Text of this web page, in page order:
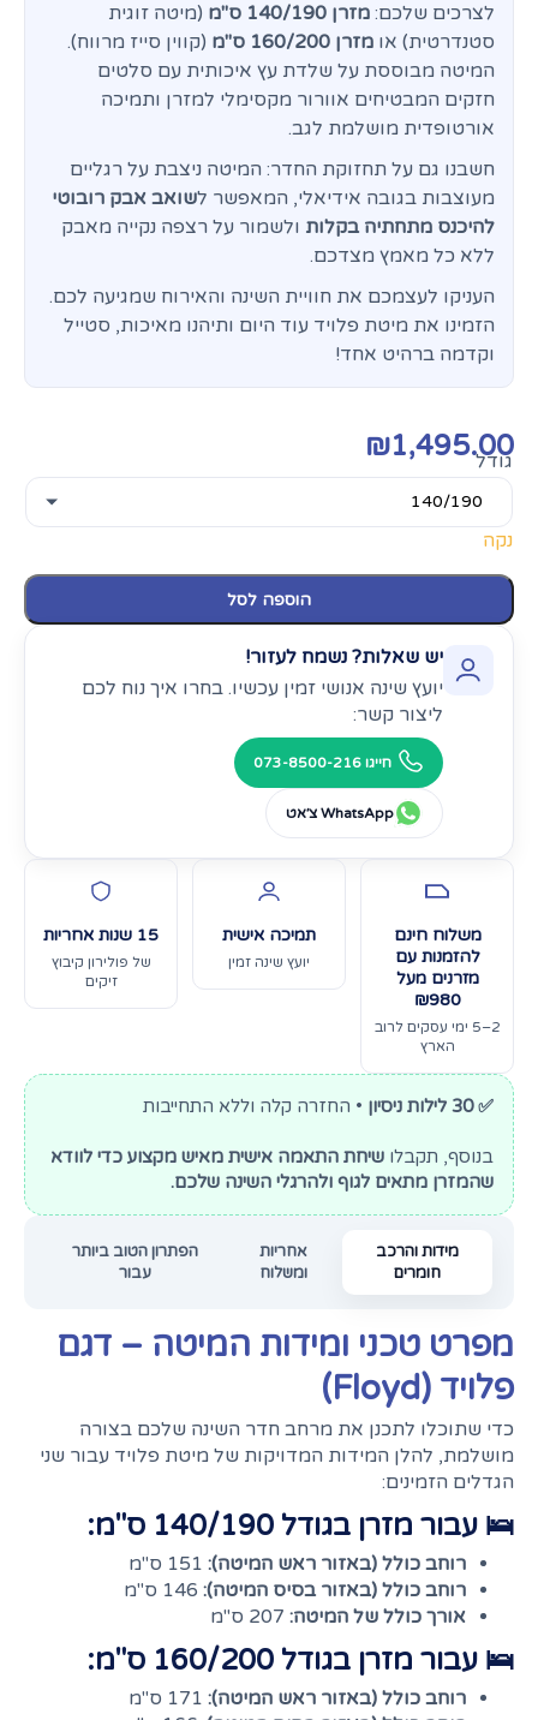
לצרכים שלכם: מזרן 140/190 ס"מ
(מיטה זוגית
סטנדרטית) או מזרן 160/200 ס"מ
(קווין סייז מרווח).
המיטה מבוססת על שלדת עץ איכותית עם סלטים
חזקים המבטיחים אוורור מקסימלי למזרן ותמיכה
אורטופדית מושלמת לגב.
חשבנו גם על תחזוקת החדר: המיטה ניצבת על רגליים
מעוצבות בגובה אידיאלי, המאפשר לשואב אבק רובוטי
להיכנס מתחתיה בקלות ולשמור על רצפה נקייה מאבק
ללא כל מאמץ מצדכם.
העניקו לעצמכם את חוויית השינה והאירוח שמגיעה לכם.
הזמינו את מיטת פלויד עוד היום ותיהנו מאיכות, סטייל
וקדמה ברהיט אחד!
₪1,495.00
גודל
נקה
הוספה לסל
יש שאלות? נשמח לעזור!
יועץ שינה אנושי זמין עכשיו. בחרו איך נוח לכם
ליצור קשר:
חייגו 073-8500-216
WhatsApp צ׳אט
✅ 30 לילות ניסיון • החזרה קלה וללא התחייבות
בנוסף, תקבלו שיחת התאמה אישית מאיש מקצוע כדי לוודא
שהמזרן מתאים לגוף ולהרגלי השינה שלכם.
משלוח חינם
להזמנות עם
מזרנים מעל
₪980
2–5 ימי עסקים לרוב
הארץ
תמיכה אישית
יועץ שינה זמין
15 שנות אחריות
של פולירון קיבוץ
זיקים
מידות והרכב
חומרים
אחריות
ומשלוח
הפתרון הטוב ביותר
עבור
מפרט טכני ומידות המיטה – דגם
פלויד (Floyd)
כדי שתוכלו לתכנן את מרחב חדר השינה שלכם בצורה
מושלמת, להלן המידות המדויקות של מיטת פלויד עבור שני
הגדלים הזמינים:
🛌 עבור מזרן בגודל 140/190 ס"מ:
רוחב כולל (באזור ראש המיטה):
רוחב כולל (באזור בסיס המיטה):
אורך כולל של המיטה:
🛌 עבור מזרן בגודל 160/200 ס"מ:
רוחב כולל (באזור ראש המיטה):